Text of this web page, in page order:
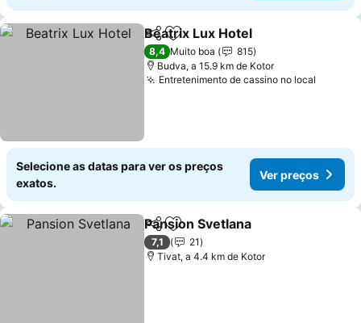
PartilharAdicionar aos favoritos
Beatrix Lux Hotel
8,4 Muito boa
815
Budva, a 15.9 km de Kotor
Entretenimento de cassino no local
Selecione as datas para ver os preços
exatos.
Ver preços
PartilharAdicionar aos favoritos
Pansion Svetlana
7,1
21
Tivat, a 4.4 km de Kotor